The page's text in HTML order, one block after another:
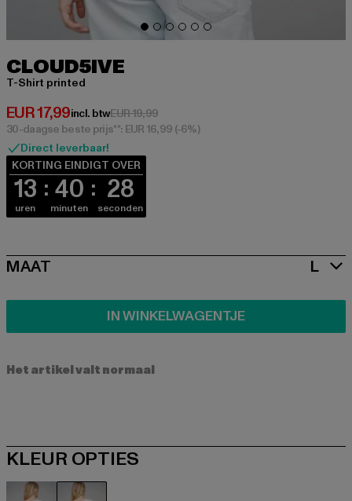
CLOUD5IVE
T-Shirt printed
EUR 17,99
Huidige prijs: EUR 17,99
incl. btwEUR 19,99Actieprijs: EUR 19,99
30-daagse beste prijs**: EUR 16,99 (-6%)
Direct leverbaar!
KORTING EINDIGT OVER
13
uren
40
minuten
28
seconden
SIZE
MAAT L
IN WINKELWAGENTJE
Het artikel valt normaal
KLEUR OPTIES